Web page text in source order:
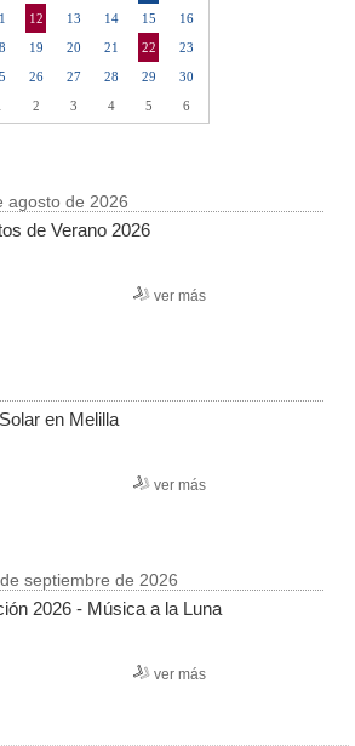
12 13 14 15
16
19 20 21 22
23
26 27 28 29
30
2 3 4 5 6
agosto de 2026
de Verano 2026
ver más
en Melilla
ver más
septiembre de 2026
2026 - Música a la Luna
ver más